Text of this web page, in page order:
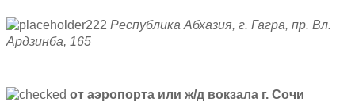
Республика Абхазия, г. Гагра, пр. Вл.
Ардзинба, 165
от аэропорта или ж/д вокзала г. Сочи